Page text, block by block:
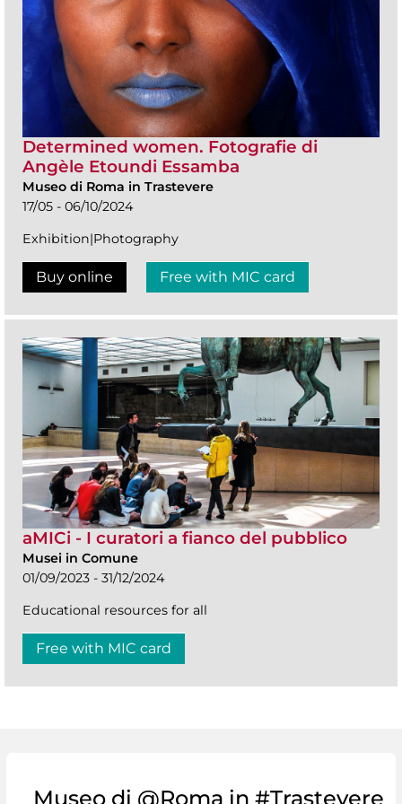
Determined women. Fotografie di
Angèle Etoundi Essamba
Museo di Roma in Trastevere
17/05 - 06/10/2024
Exhibition|Photography
Buy online Free with MIC card
aMICi - I curatori a fianco del pubblico
Musei in Comune
01/09/2023 - 31/12/2024
Educational resources for all
Free with MIC card
Museo di @Roma in #Trastevere